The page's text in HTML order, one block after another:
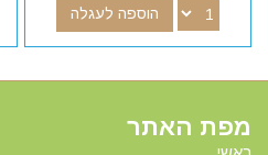
הוספה לעגלה
מפת האתר